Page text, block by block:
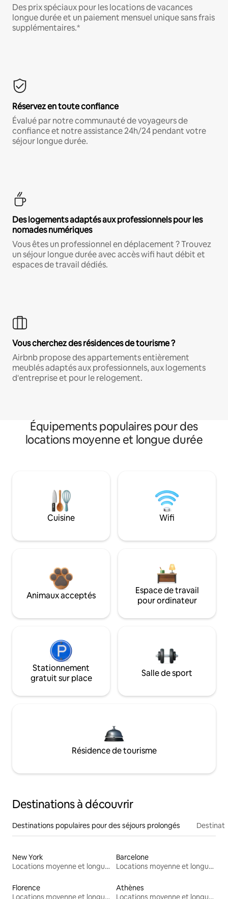
Des prix spéciaux pour les locations de vacances
longue durée et un paiement mensuel unique sans frais
supplémentaires.*
Réservez en toute confiance
Évalué par notre communauté de voyageurs de
confiance et notre assistance 24h/24 pendant votre
séjour longue durée.
Des logements adaptés aux professionnels pour les
nomades numériques
Vous êtes un professionnel en déplacement ? Trouvez
un séjour longue durée avec accès wifi haut débit et
espaces de travail dédiés.
Vous cherchez des résidences de tourisme ?
Airbnb propose des appartements entièrement
meublés adaptés aux professionnels, aux logements
d'entreprise et pour le relogement.
Équipements populaires pour des
locations moyenne et longue durée
Cuisine Wifi
Animaux acceptés
Espace de travail
pour ordinateur
Stationnement
gratuit sur place
Salle de sport
Résidence de tourisme
Destinations à découvrir
Destinations populaires pour des séjours prolongés
New York
Locations moyenne et longue durée
Barcelone
Locations moyenne et longue durée
Florence
Locations moyenne et longue durée
Athènes
Locations moyenne et longue durée